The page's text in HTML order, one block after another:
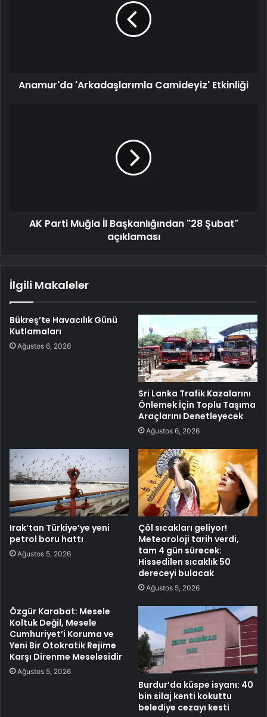
Anamur'da 'Arkadaşlarımla Camideyiz' Etkinliği
AK Parti Muğla İl Başkanlığından "28 Şubat"
açıklaması
İlgili Makaleler
Bükreş’te Havacılık Günü
Kutlamaları
Ağustos 6, 2026
Sri Lanka Trafik Kazalarını
Önlemek İçin Toplu Taşıma
Araçlarını Denetleyecek
Ağustos 6, 2026
Irak’tan Türkiye’ye yeni
petrol boru hattı
Ağustos 5, 2026
Çöl sıcakları geliyor!
Meteoroloji tarih verdi,
tam 4 gün sürecek:
Hissedilen sıcaklık 50
dereceyi bulacak
Ağustos 5, 2026
Özgür Karabat: Mesele
Koltuk Değil, Mesele
Cumhuriyet’i Koruma ve
Yeni Bir Otokratik Rejime
Karşı Direnme Meselesidir
Ağustos 5, 2026
Burdur’da küspe isyanı: 40
bin silaj kenti kokuttu
belediye cezayı kesti